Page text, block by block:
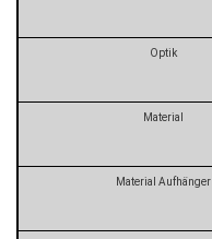
Optik
Material
Material Aufhänger